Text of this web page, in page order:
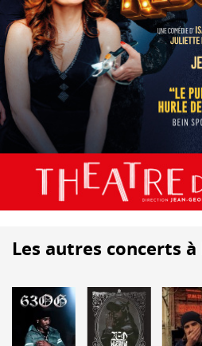
Les autres concerts